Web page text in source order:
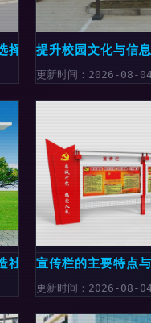
择指南提升校园文化与信
更新时间：2026-08-
社区亮丽名片
宣传栏的主要特点
更新时间：2026-08-